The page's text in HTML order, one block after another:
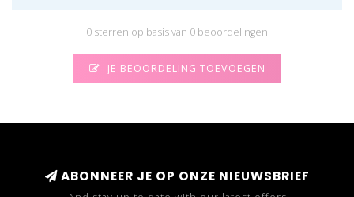
0 sterren op basis van 0 beoordelingen
JE BEOORDELING TOEVOEGEN
ABONNEER JE OP ONZE NIEUWSBRIEF